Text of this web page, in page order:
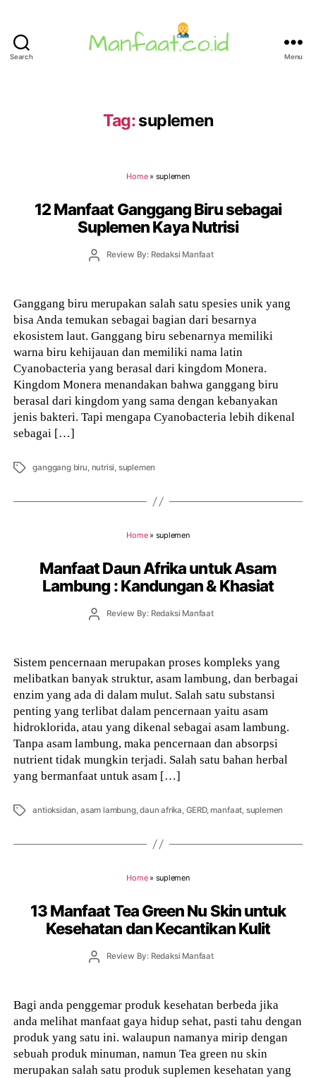
Search Menu
Tag:suplemen
Home» suplemen
12 Manfaat Ganggang Biru sebagai
Suplemen Kaya Nutrisi
PostReview By: Redaksi Manfaat
Ganggang biru merupakan salah satu spesies unik yang
bisa Anda temukan sebagai bagian dari besarnya
ekosistem laut. Ganggang biru sebenarnya memiliki
warna biru kehijauan dan memiliki nama latin
Cyanobacteria yang berasal dari kingdom Monera.
Kingdom Monera menandakan bahwa ganggang biru
berasal dari kingdom yang sama dengan kebanyakan
jenis bakteri. Tapi mengapa Cyanobacteria lebih dikenal
sebagai […]
Tags ganggang biru, nutrisi, suplemen
Home» suplemen
Manfaat Daun Afrika untuk Asam
Lambung : Kandungan & Khasiat
PostReview By: Redaksi Manfaat
Sistem pencernaan merupakan proses kompleks yang
melibatkan banyak struktur, asam lambung, dan berbagai
enzim yang ada di dalam mulut. Salah satu substansi
penting yang terlibat dalam pencernaan yaitu asam
hidroklorida, atau yang dikenal sebagai asam lambung.
Tanpa asam lambung, maka pencernaan dan absorpsi
nutrient tidak mungkin terjadi. Salah satu bahan herbal
yang bermanfaat untuk asam […]
Tags antioksidan, asam lambung,daun afrika, GERD,manfaat, suplemen
Home» suplemen
13 Manfaat Tea Green Nu Skin untuk
Kesehatan dan Kecantikan Kulit
PostReview By: Redaksi Manfaat
Bagi anda penggemar produk kesehatan berbeda jika
anda melihat manfaat gaya hidup sehat, pasti tahu dengan
produk yang satu ini. walaupun namanya mirip dengan
sebuah produk minuman, namun Tea green nu skin
merupakan salah satu produk suplemen kesehatan yang